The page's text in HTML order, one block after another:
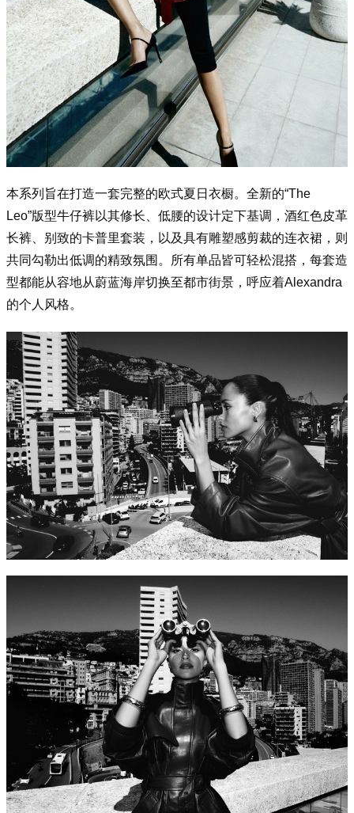
本系列旨在打造一套完整的欧式夏日衣橱。全新的“The
Leo”版型牛仔裤以其修长、低腰的设计定下基调，酒红色皮革
长裤、别致的卡普里套装，以及具有雕塑感剪裁的连衣裙，则
共同勾勒出低调的精致氛围。所有单品皆可轻松混搭，每套造
型都能从容地从蔚蓝海岸切换至都市街景，呼应着Alexandra
的个人风格。